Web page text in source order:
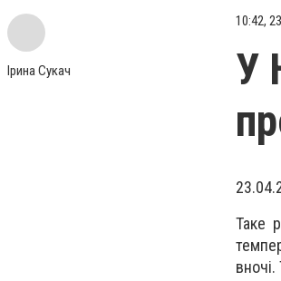
Ірина Сукач
10:42,
У
Таке